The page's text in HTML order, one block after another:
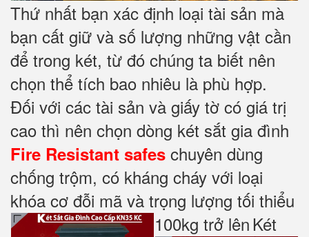
Thứ nhất bạn xác định loại tài sản mà
bạn cất giữ và số lượng những vật cần
để trong két, từ đó chúng ta biết nên
chọn thể tích bao nhiêu là phù hợp.
Đối với các tài sản và giấy tờ có giá trị
cao thì nên chọn dòng két sắt gia đình
Fire Resistant safes chuyên dùng
chống trộm, có kháng cháy với loại
khóa cơ đỗi mã và trọng lượng tối thiểu
100kg trở lên Két